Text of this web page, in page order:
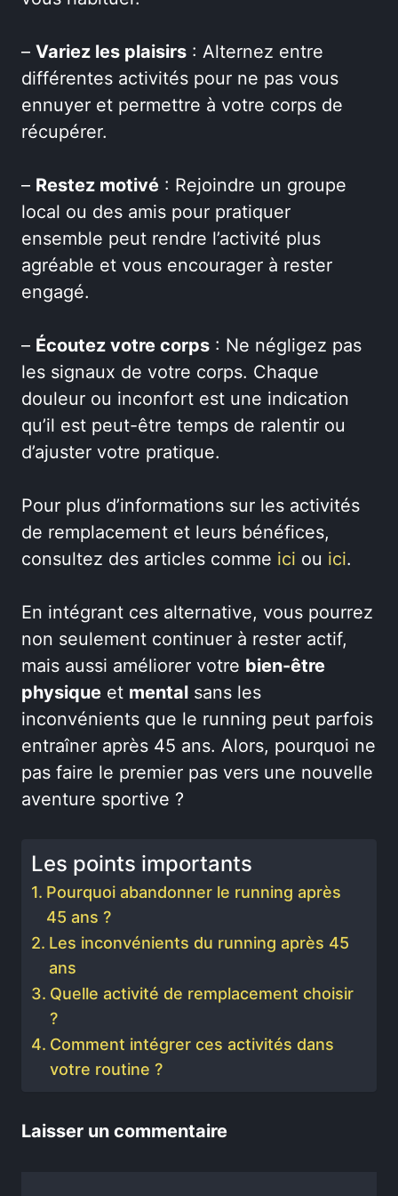
– Variez les plaisirs : Alternez entre
différentes activités pour ne pas vous
ennuyer et permettre à votre corps de
récupérer.
– Restez motivé : Rejoindre un groupe
local ou des amis pour pratiquer
ensemble peut rendre l’activité plus
agréable et vous encourager à rester
engagé.
– Écoutez votre corps : Ne négligez pas
les signaux de votre corps. Chaque
douleur ou inconfort est une indication
qu’il est peut-être temps de ralentir ou
d’ajuster votre pratique.
Pour plus d’informations sur les activités
de remplacement et leurs bénéfices,
consultez des articles comme ici ou ici.
En intégrant ces alternative, vous pourrez
non seulement continuer à rester actif,
mais aussi améliorer votre bien-être
physique et mental sans les
inconvénients que le running peut parfois
entraîner après 45 ans. Alors, pourquoi ne
pas faire le premier pas vers une nouvelle
aventure sportive ?
Les points importants
Pourquoi abandonner le running après
45 ans ?
Les inconvénients du running après 45
ans
Quelle activité de remplacement choisir
?
Comment intégrer ces activités dans
votre routine ?
Laisser un commentaire